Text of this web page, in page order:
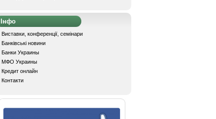
Інфо
Виставки, конференції, семінари
Банківські новини
Банки Украины
МФО Украины
Кредит онлайн
Контакти